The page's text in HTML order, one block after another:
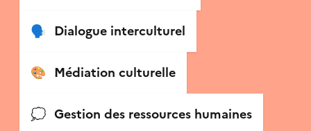
🗣 Dialogue interculturel
🎨 Médiation culturelle
💭 Gestion des ressources humaines